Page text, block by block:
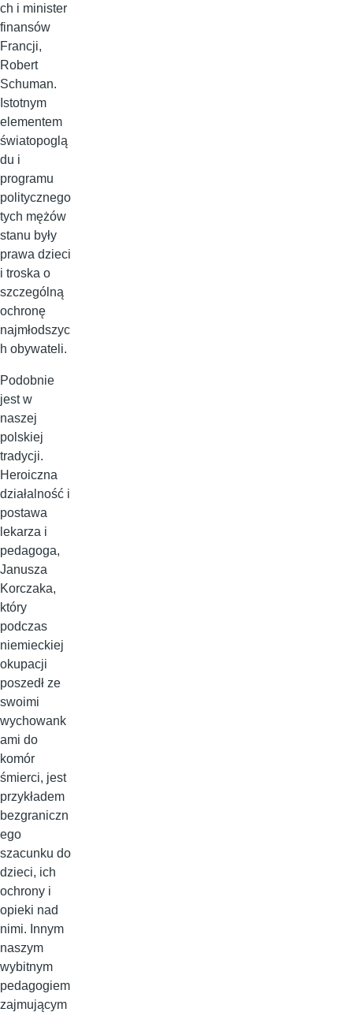
ch i minister
finansów
Francji,
Robert
Schuman.
Istotnym
elementem
światopoglą
du i
programu
politycznego
tych mężów
stanu były
prawa dzieci
i troska o
szczególną
ochronę
najmłodszyc
h obywateli.
Podobnie
jest w
naszej
polskiej
tradycji.
Heroiczna
działalność i
postawa
lekarza i
pedagoga,
Janusza
Korczaka,
który
podczas
niemieckiej
okupacji
poszedł ze
swoimi
wychowank
ami do
komór
śmierci, jest
przykładem
bezgraniczn
ego
szacunku do
dzieci, ich
ochrony i
opieki nad
nimi. Innym
naszym
wybitnym
pedagogiem
zajmującym